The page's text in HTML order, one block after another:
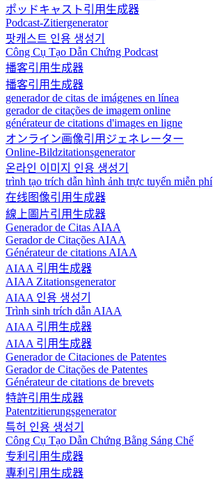
ポッドキャスト引用生成器
Podcast-Zitiergenerator
팟캐스트 인용 생성기
Công Cụ Tạo Dẫn Chứng Podcast
播客引用生成器
播客引用生成器
generador de citas de imágenes en línea
gerador de citações de imagem online
générateur de citations d'images en ligne
オンライン画像引用ジェネレーター
Online-Bildzitationsgenerator
온라인 이미지 인용 생성기
trình tạo trích dẫn hình ảnh trực tuyến miễn phí
在线图像引用生成器
線上圖片引用生成器
Generador de Citas AIAA
Gerador de Citações AIAA
Générateur de citations AIAA
AIAA 引用生成器
AIAA Zitationsgenerator
AIAA 인용 생성기
Trình sinh trích dẫn AIAA
AIAA 引用生成器
AIAA 引用生成器
Generador de Citaciones de Patentes
Gerador de Citações de Patentes
Générateur de citations de brevets
特許引用生成器
Patentzitierungsgenerator
특허 인용 생성기
Công Cụ Tạo Dẫn Chứng Bằng Sáng Chế
专利引用生成器
專利引用生成器